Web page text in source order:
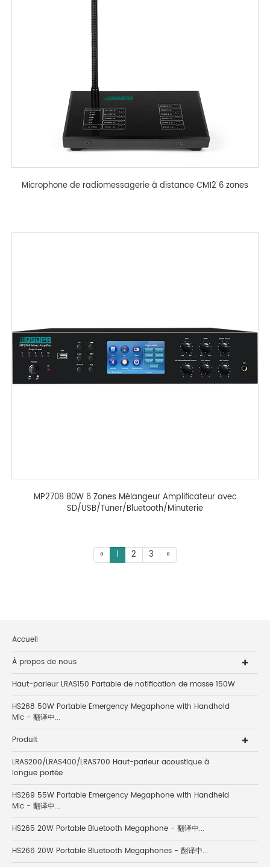
Microphone de radiomessagerie à distance CM12 6 zones
MP2708 80W 6 Zones Mélangeur Amplificateur avec
SD/USB/Tuner/Bluetooth/Minuterie
« 1 2 3 »
Accueil
À propos de nous
Haut-parleur LRAS150 Partable de notification de masse 150W
HS268 50W Portable Emergency Megaphone with Handhold
Mic - 翻译中...
Produit
LRAS200/LRAS400/LRAS700 Haut-parleur acoustique à
longue portée
HS269 55W Portable Emergency Megaphone with Handheld
Mic - 翻译中...
HS265 20W Portable Bluetooth Megaphone - 翻译中...
HS266 20W Portable Bluetooth Megaphones - 翻译中...